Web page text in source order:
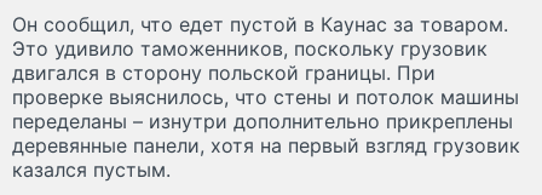
Он сообщил, что едет пустой в Каунас за товаром.
Это удивило таможенников, поскольку грузовик
двигался в сторону польской границы. При
проверке выяснилось, что стены и потолок машины
переделаны – изнутри дополнительно прикреплены
деревянные панели, хотя на первый взгляд грузовик
казался пустым.